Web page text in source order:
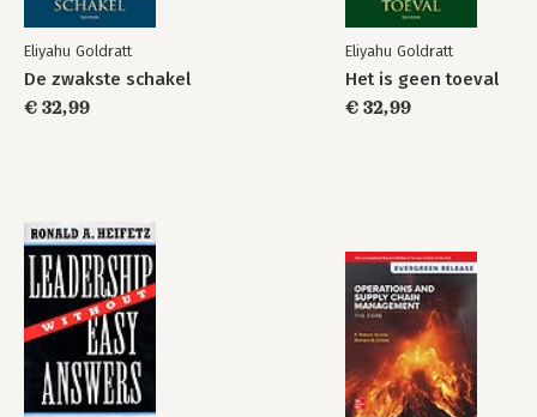
Het doel De zwakste schakel
Bekijk alle boeken
Eliyahu Goldratt
De zwakste schakel
€ 32,99
Eliyahu Goldratt
Het is geen toeval
€ 32,99